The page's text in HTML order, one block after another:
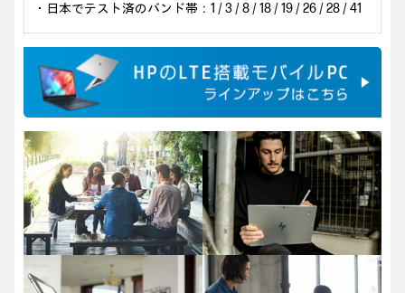
・日本でテスト済のバンド帯：1 / 3 / 8 / 18 / 19 / 26 / 28 / 41